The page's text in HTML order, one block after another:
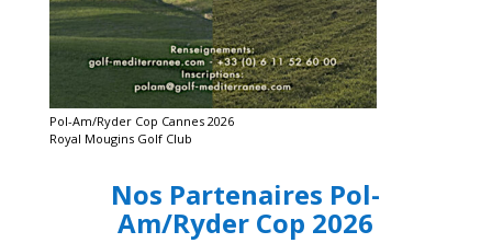
Pol-Am/Ryder Cop Cannes 2026
Royal Mougins Golf Club
Nos Partenaires Pol-
Am/Ryder Cop 2026